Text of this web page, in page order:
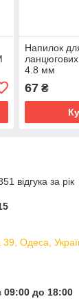
Напилок
4.8 мм
67₴
відгука за рік
39, Одеса,
09:00 до 18:00